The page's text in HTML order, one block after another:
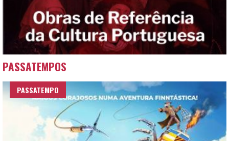
PASSATEMPOS
PASSATEMPO